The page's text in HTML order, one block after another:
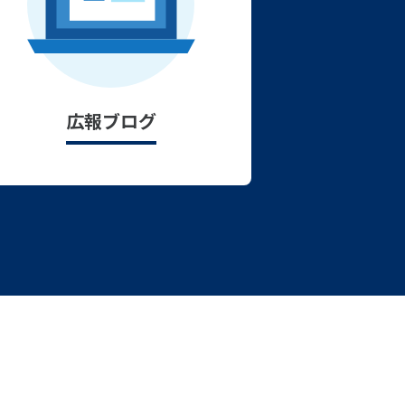
広報ブログ